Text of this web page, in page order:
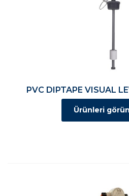
PVC DIPTAPE VISUAL
Ürünleri